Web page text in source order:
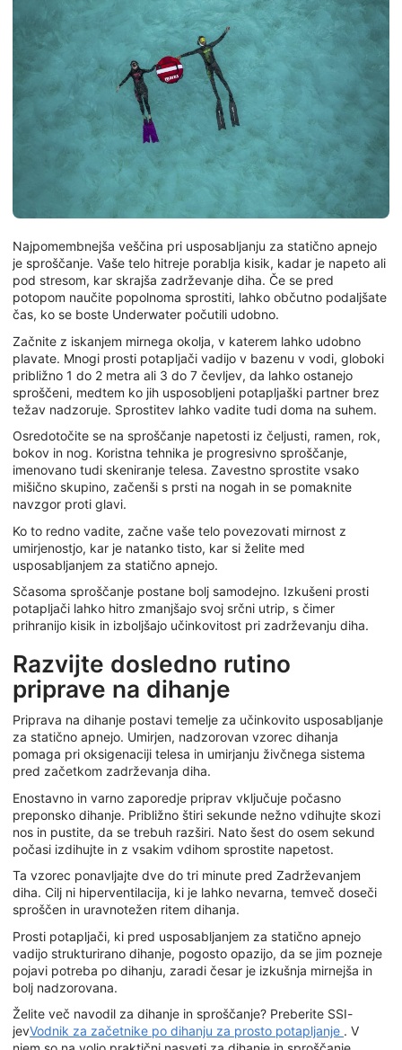
Najpomembnejša veščina pri usposabljanju za statično apnejo
je sproščanje. Vaše telo hitreje porablja kisik, kadar je napeto ali
pod stresom, kar skrajša zadrževanje diha. Če se pred
potopom naučite popolnoma sprostiti, lahko občutno podaljšate
čas, ko se boste Underwater počutili udobno.
Začnite z iskanjem mirnega okolja, v katerem lahko udobno
plavate. Mnogi prosti potapljači vadijo v bazenu v vodi, globoki
približno 1 do 2 metra ali 3 do 7 čevljev, da lahko ostanejo
sproščeni, medtem ko jih usposobljeni potapljaški partner brez
težav nadzoruje. Sprostitev lahko vadite tudi doma na suhem.
Osredotočite se na sproščanje napetosti iz čeljusti, ramen, rok,
bokov in nog. Koristna tehnika je progresivno sproščanje,
imenovano tudi skeniranje telesa. Zavestno sprostite vsako
mišično skupino, začenši s prsti na nogah in se pomaknite
navzgor proti glavi.
Ko to redno vadite, začne vaše telo povezovati mirnost z
umirjenostjo, kar je natanko tisto, kar si želite med
usposabljanjem za statično apnejo.
Sčasoma sproščanje postane bolj samodejno. Izkušeni prosti
potapljači lahko hitro zmanjšajo svoj srčni utrip, s čimer
prihranijo kisik in izboljšajo učinkovitost pri zadrževanju diha.
Razvijte dosledno rutino
priprave na dihanje
Priprava na dihanje postavi temelje za učinkovito usposabljanje
za statično apnejo. Umirjen, nadzorovan vzorec dihanja
pomaga pri oksigenaciji telesa in umirjanju živčnega sistema
pred začetkom zadrževanja diha.
Enostavno in varno zaporedje priprav vključuje počasno
preponsko dihanje. Približno štiri sekunde nežno vdihujte skozi
nos in pustite, da se trebuh razširi. Nato šest do osem sekund
počasi izdihujte in z vsakim vdihom sprostite napetost.
Ta vzorec ponavljajte dve do tri minute pred Zadrževanjem
diha. Cilj ni hiperventilacija, ki je lahko nevarna, temveč doseči
sproščen in uravnotežen ritem dihanja.
Prosti potapljači, ki pred usposabljanjem za statično apnejo
vadijo strukturirano dihanje, pogosto opazijo, da se jim pozneje
pojavi potreba po dihanju, zaradi česar je izkušnja mirnejša in
bolj nadzorovana.
Želite več navodil za dihanje in sproščanje? Preberite SSI-
jevVodnik za začetnike po dihanju za prosto potapljanje . V